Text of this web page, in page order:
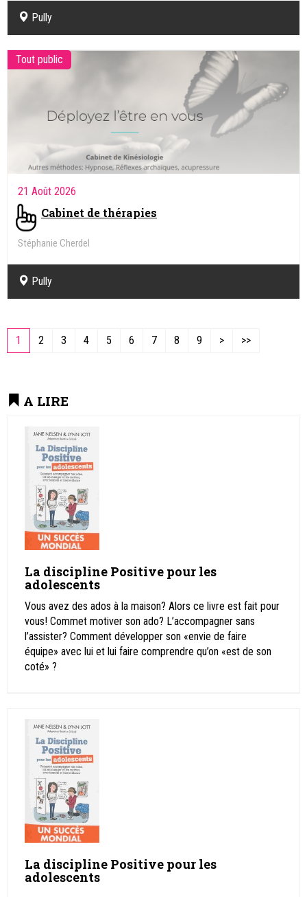
Pully
Tout public
21 Août 2026
Cabinet de thérapies
Stéphanie Cherdel
Pully
1 2 3 4 5 6 7 8 9 > >>
A LIRE
La discipline Positive pour les
adolescents
Vous avez des ados à la maison? Alors ce livre est fait pour
vous! Commet motiver son ado? L’accompagner sans
l’assister? Comment développer son «envie de faire
équipe» avec lui et lui faire comprendre qu’on «est de son
coté» ?
La discipline Positive pour les
adolescents